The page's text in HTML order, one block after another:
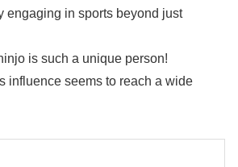
engaging in sports beyond just
is such a unique person!
influence seems to reach a wide